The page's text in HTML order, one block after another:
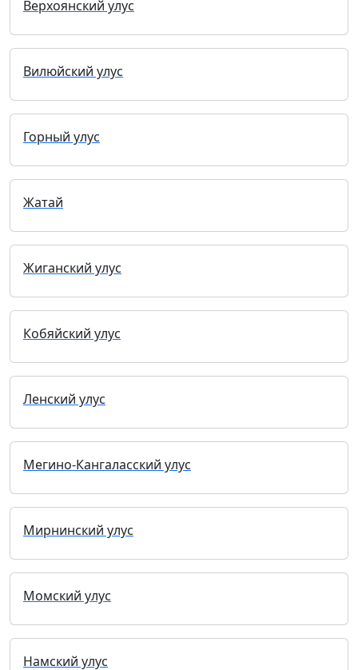
Верхоянский улус
Вилюйский улус
Горный улус
Жатай
Жиганский улус
Кобяйский улус
Ленский улус
Мегино-Кангаласский улус
Мирнинский улус
Момский улус
Намский улус